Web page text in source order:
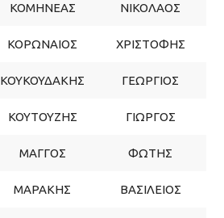
ΚΟΜΗΝΕΑΣ ΝΙΚΟΛΑΟΣ
ΚΟΡΩΝΑΙΟΣ ΧΡΙΣΤΟΦΗΣ
ΚΟΥΚΟΥΔΑΚΗΣ ΓΕΩΡΓΙΟΣ
ΚΟΥΤΟΥΖΗΣ ΓΙΩΡΓΟΣ
ΜΑΓΓΟΣ ΦΩΤΗΣ
ΜΑΡΑΚΗΣ ΒΑΣΙΛΕΙΟΣ